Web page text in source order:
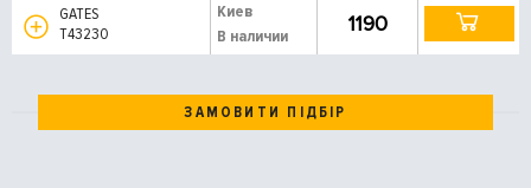
GATES
T43230
Киев
В наличии
1190
ЗАМОВИТИ ПІДБІР